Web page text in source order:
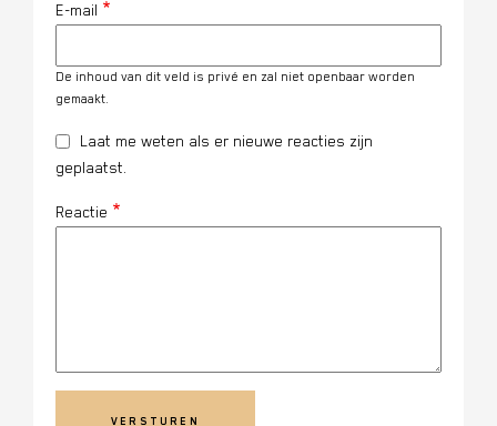
E-mail
De inhoud van dit veld is privé en zal niet openbaar worden
gemaakt.
Laat me weten als er nieuwe reacties zijn
geplaatst.
Reactie